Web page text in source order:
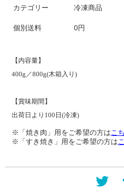
カテゴリー 冷凍商品
個別送料 0円
【内容量】
400g／800g(木箱入り)
【賞味期間】
出荷日より100日(冷凍)
※「焼き肉」用をご希望の方はこ
※「すき焼き」用をご希望の方は